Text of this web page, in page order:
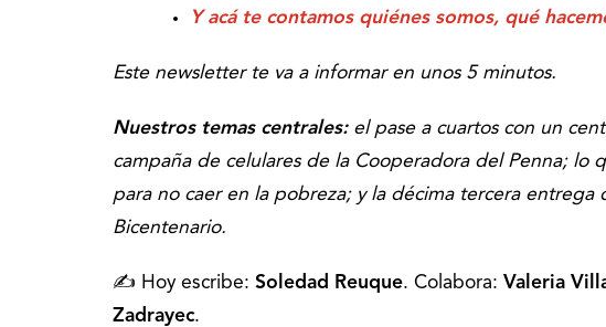
Y acá te contamos quiénes somos, qué
Este newsletter te va a informar en unos 5 minutos.
Nuestros temas centrales: el pase a cuartos con un
campaña de celulares de la Cooperadora del Penna; lo
para no caer en la pobreza; y la décima tercera entrega
Bicentenario.
✍️ Hoy escribe: Soledad Reuque. Colabora: Valeria
Zadrayec.